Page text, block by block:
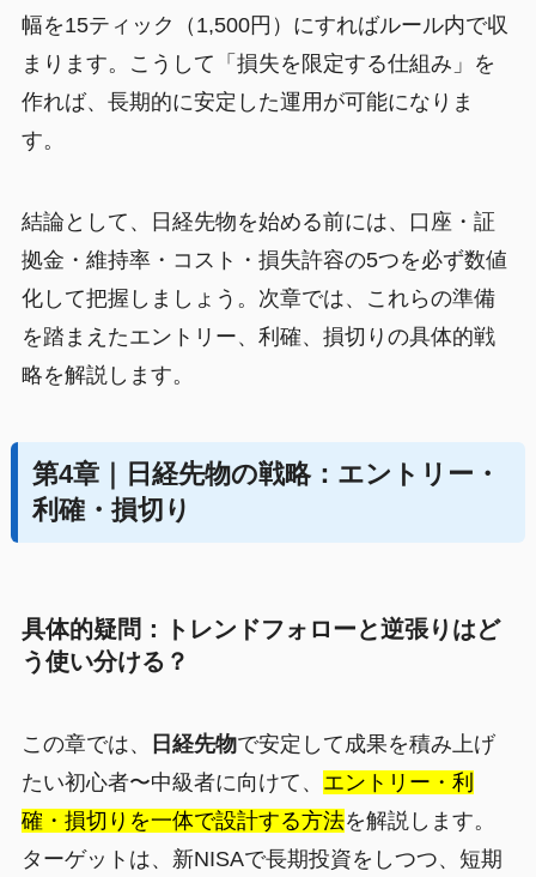
幅を15ティック（1,500円）にすればルール内で収
まります。こうして「損失を限定する仕組み」を
作れば、長期的に安定した運用が可能になりま
す。
結論として、日経先物を始める前には、口座・証
拠金・維持率・コスト・損失許容の5つを必ず数値
化して把握しましょう。次章では、これらの準備
を踏まえたエントリー、利確、損切りの具体的戦
略を解説します。
第4章｜日経先物の戦略：エントリー・
利確・損切り
具体的疑問：トレンドフォローと逆張りはど
う使い分ける？
この章では、 日経先物で安定して成果を積み上げ
たい初心者〜中級者に向けて、 エントリー・利
確・損切りを一体で設計する方法を解説します。
ターゲットは、新NISAで長期投資をしつつ、短期